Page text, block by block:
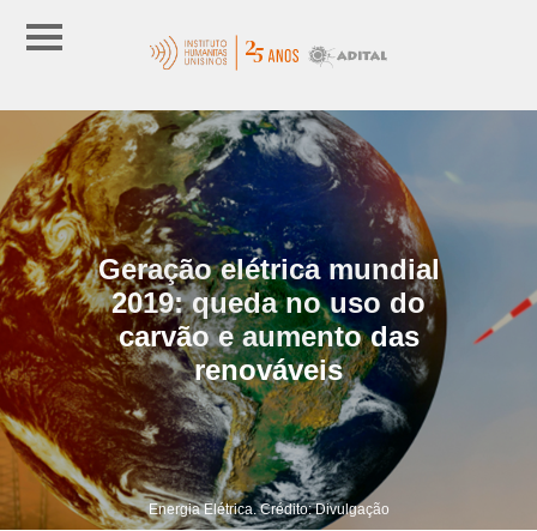
Geração elétrica mundial
2019: queda no uso do
carvão e aumento das
renováveis
Energia Elétrica. Crédito: Divulgação